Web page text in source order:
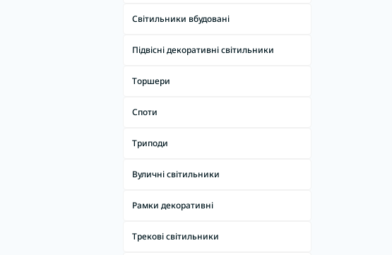
Світильники вбудовані
Підвісні декоративні світильники
Торшери
Споти
Триподи
Вуличні світильники
Рамки декоративні
Трекові світильники